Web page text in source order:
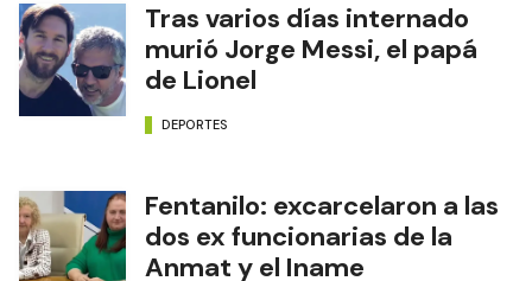
Tras varios días internado
murió Jorge Messi, el papá
de Lionel
DEPORTES
Fentanilo: excarcelaron a las
dos ex funcionarias de la
Anmat y el Iname